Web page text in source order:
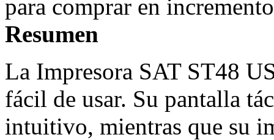
para comprar en
Resumen
La Impresora SAT ST48
fácil de usar. Su pantalla
intuitivo, mientras que su